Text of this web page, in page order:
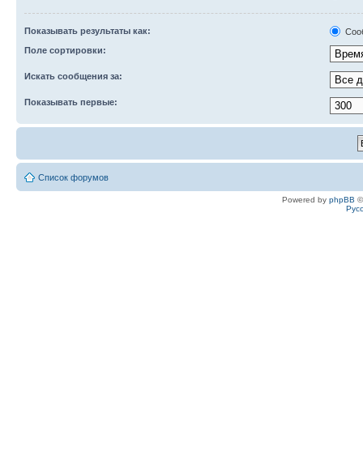
Показывать результаты как:
Поле сортировки:
Искать сообщения за:
Показывать первые:
Список форумов
Powered by phpBB